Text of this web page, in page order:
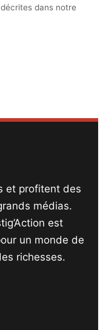
dans notre
et profitent des
médias.
est
un monde de
richesses.